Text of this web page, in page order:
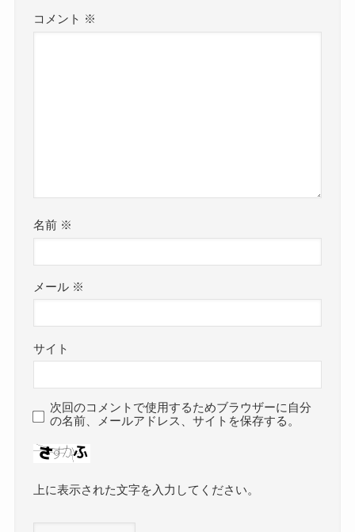
コメント ※
名前 ※
メール ※
サイト
次回のコメントで使用するためブラウザーに自分
の名前、メールアドレス、サイトを保存する。
上に表示された文字を入力してください。